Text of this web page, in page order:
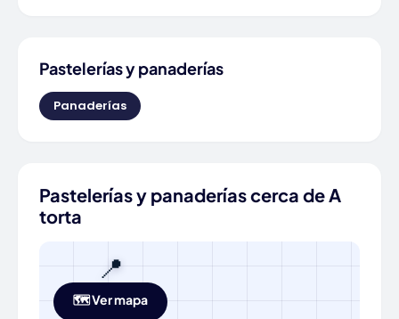
Pastelerías y panaderías
Panaderías
Pastelerías y panaderías cerca de A
torta
📍
🗺️ Ver mapa